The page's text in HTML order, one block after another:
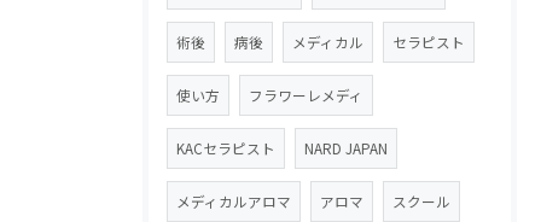
術後 病後 メディカル セラピスト
使い方 フラワーレメディ
KACセラピスト NARD JAPAN
メディカルアロマ アロマ スクール